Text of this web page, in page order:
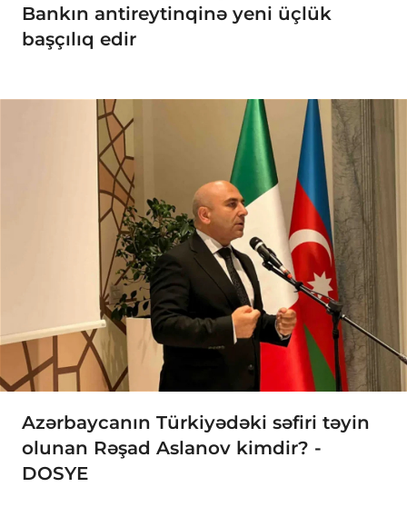
Bankın antireytinqinə yeni üçlük
başçılıq edir
Azərbaycanın Türkiyədəki səfiri təyin
olunan Rəşad Aslanov kimdir? -
DOSYE